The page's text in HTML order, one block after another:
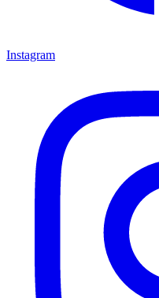
Instagram